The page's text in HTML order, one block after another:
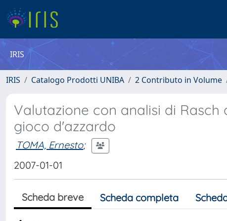
IRIS
IRIS Catalogo Prodotti UNIBA 2 Contributo in Volume
Valutazione con analisi di
gioco d'azzardo
TOMA, Ernesto;
2007-01-01
Scheda breve Scheda completa